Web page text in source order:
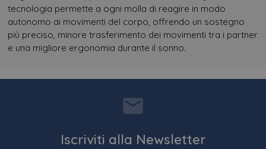
tecnologia permette a ogni molla di reagire in modo
autonomo ai movimenti del corpo, offrendo un sostegno
più preciso, minore trasferimento dei movimenti tra i partner
e una migliore ergonomia durante il sonno.
Iscriviti alla Newsletter